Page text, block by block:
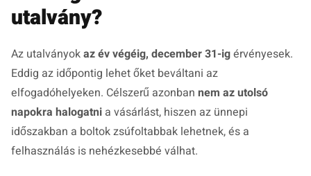
utalvány?
Az utalványokaz év végéig, december 31-igérvényesek.
Eddig az időpontig lehet őket beváltani az
elfogadóhelyeken. Célszerű azonban nem az utolsó
napokra halogatni a vásárlást, hiszen az ünnepi
időszakban a boltok zsúfoltabbak lehetnek, és a
felhasználás is nehézkesebbé válhat.